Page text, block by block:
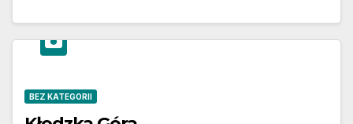
BEZ KATEGORII